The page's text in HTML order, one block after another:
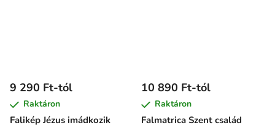
Falikép Jézus imádkozik
9 290 Ft-tól
Raktáron
Falmatrica Szent család
10 890 Ft-tól
Raktáron